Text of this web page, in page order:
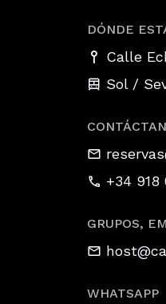
DÓNDE
Calle
Sol /
+34 918
GRUPOS,
WHATSAPP